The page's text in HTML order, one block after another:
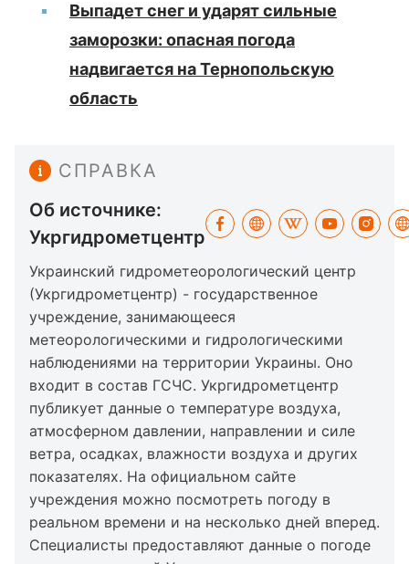
Выпадет снег и ударят сильные
заморозки: опасная погода
надвигается на Тернопольскую
область
СПРАВКА
Об источнике:
Укргидрометцентр
Украинский гидрометеорологический центр
(Укргидрометцентр) - государственное
учреждение, занимающееся
метеорологическими и гидрологическими
наблюдениями на территории Украины. Оно
входит в состав ГСЧС. Укргидрометцентр
публикует данные о температуре воздуха,
атмосферном давлении, направлении и силе
ветра, осадках, влажности воздуха и других
показателях. На официальном сайте
учреждения можно посмотреть погоду в
реальном времени и на несколько дней вперед.
Специалисты предоставляют данные о погоде